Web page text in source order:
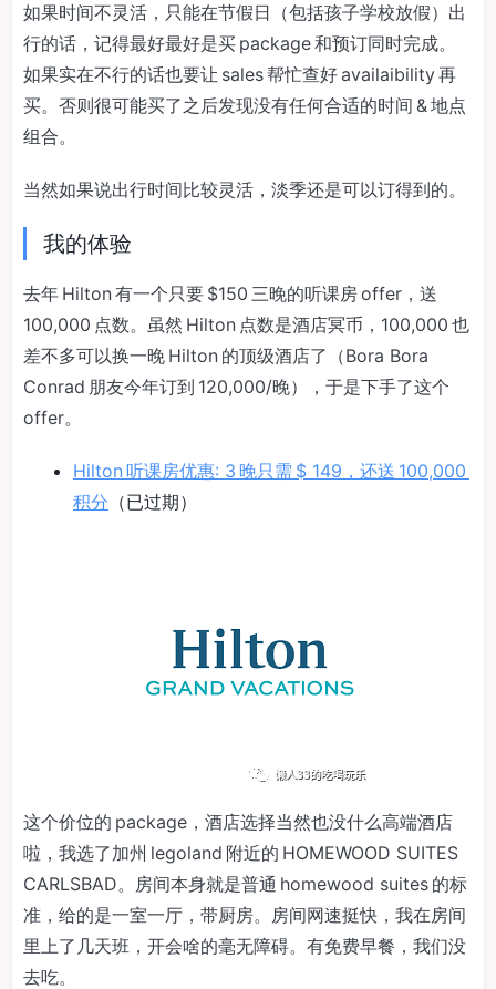
如果时间不灵活，只能在节假日（包括孩子学校放假）出
行的话，记得最好最好是买 package 和预订同时完成。
如果实在不行的话也要让 sales 帮忙查好 availaibility 再
买。否则很可能买了之后发现没有任何合适的时间 & 地点
组合。
当然如果说出行时间比较灵活，淡季还是可以订得到的。
我的体验
去年 Hilton 有一个只要 $150 三晚的听课房 offer，送
100,000 点数。虽然 Hilton 点数是酒店冥币，100,000 也
差不多可以换一晚 Hilton 的顶级酒店了（Bora Bora
Conrad 朋友今年订到 120,000/晚），于是下手了这个
offer。
Hilton 听课房优惠: 3 晚只需 $ 149，还送 100,000
积分 （已过期）
这个价位的 package，酒店选择当然也没什么高端酒店
啦，我选了加州 legoland 附近的 HOMEWOOD SUITES
CARLSBAD。房间本身就是普通 homewood suites 的标
准，给的是一室一厅，带厨房。房间网速挺快，我在房间
里上了几天班，开会啥的毫无障碍。有免费早餐，我们没
去吃。